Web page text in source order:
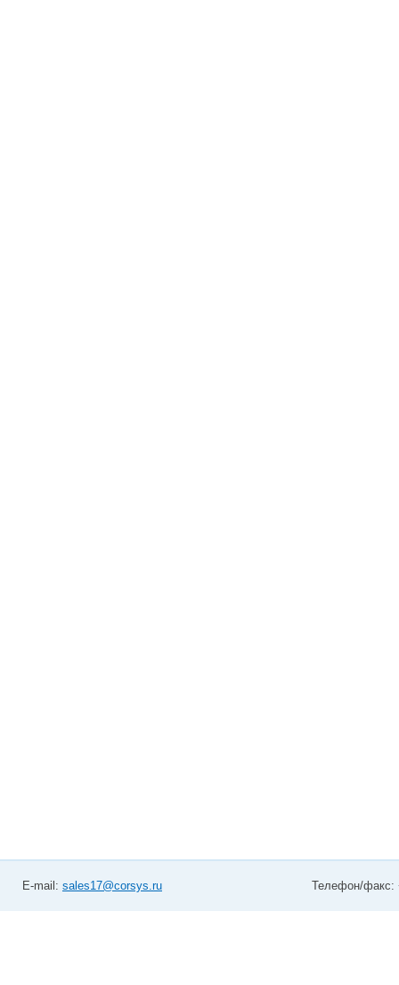
E-mail: sales17@corsys.ru Телефон/факс: